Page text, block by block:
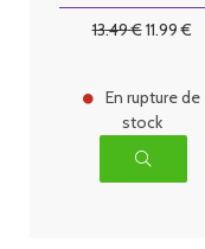
13.49€11.99€
En rupture de
stock